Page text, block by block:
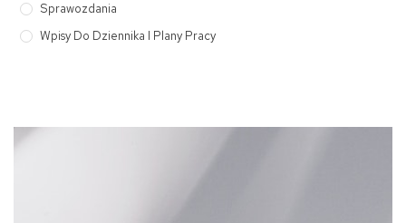
Sprawozdania
Wpisy Do Dziennika I Plany Pracy